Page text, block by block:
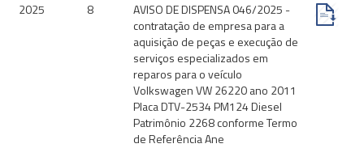
2025
8
AVISO DE DISPENSA 046/2025 -
contratação de empresa para a
aquisição de peças e execução de
serviços especializados em
reparos para o veículo
Volkswagen VW 26220 ano 2011
Placa DTV-2534 PM124 Diesel
Patrimônio 2268 conforme Termo
de Referência Ane